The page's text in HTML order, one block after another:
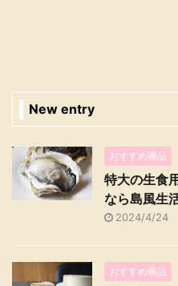
New entry
おすすめ商品
特大の生食
なら島風生
2024/4/24
おすすめ商品